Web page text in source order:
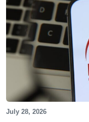
July 28, 2026